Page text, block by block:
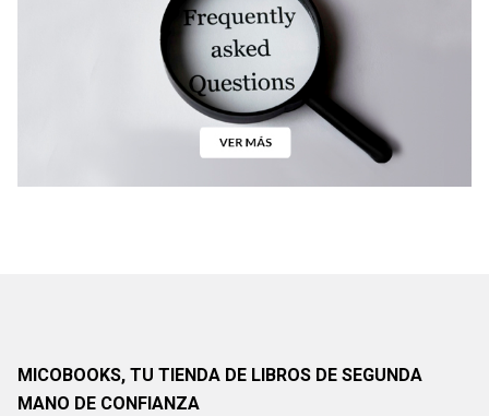
MICOBOOKS, TU TIENDA DE LIBROS DE SEGUNDA
MANO DE CONFIANZA